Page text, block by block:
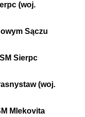
(woj.
Sączu
Sierpc
(woj.
Mlekovita